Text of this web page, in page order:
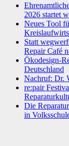
2026 startet
Neues Tool
Statt
Repair Café
Ökodesign-
Deutschland
Nachruf: Dr.
re:pair
Die
in